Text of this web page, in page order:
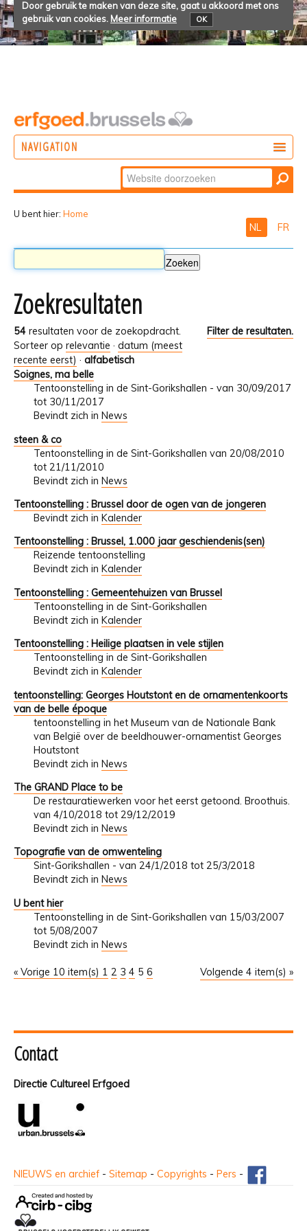
Door gebruik te maken van deze site, gaat u akkoord met ons
gebruik van cookies. Meer informatie OK
NAVIGATION
Zoek
Geavanceerd
U bent hier: Home
NL FR
Zoekresultaten
54 resultaten voor de zoekopdracht.
Filter de resultaten.
Sorteer op relevantie · datum (meest
recente eerst) · alfabetisch
Soignes, ma belle
Tentoonstelling in de Sint-Gorikshallen - van 30/09/2017
tot 30/11/2017
Bevindt zich in News
steen & co
Tentoonstelling in de Sint-Gorikshallen van 20/08/2010
tot 21/11/2010
Bevindt zich in News
Tentoonstelling : Brussel door de ogen van de jongeren
Bevindt zich in Kalender
Tentoonstelling : Brussel, 1.000 jaar geschiendenis(sen)
Reizende tentoonstelling
Bevindt zich in Kalender
Tentoonstelling : Gemeentehuizen van Brussel
Tentoonstelling in de Sint-Gorikshallen
Bevindt zich in Kalender
Tentoonstelling : Heilige plaatsen in vele stijlen
Tentoonstelling in de Sint-Gorikshallen
Bevindt zich in Kalender
tentoonstelling: Georges Houtstont en de ornamentenkoorts
van de belle époque
tentoonstelling in het Museum van de Nationale Bank
van België over de beeldhouwer-ornamentist Georges
Houtstont
Bevindt zich in News
The GRAND Place to be
De restauratiewerken voor het eerst getoond. Broothuis.
van 4/10/2018 tot 29/12/2019
Bevindt zich in News
Topografie van de omwenteling
Sint-Gorikshallen - van 24/1/2018 tot 25/3/2018
Bevindt zich in News
U bent hier
Tentoonstelling in de Sint-Gorikshallen van 15/03/2007
tot 5/08/2007
Bevindt zich in News
« Vorige 10 item(s) Volgende 4 item(s) »
1 2 3 4 5 6
Contact
Directie Cultureel Erfgoed
NIEUWS en archief - Sitemap - Copyrights - Pers -